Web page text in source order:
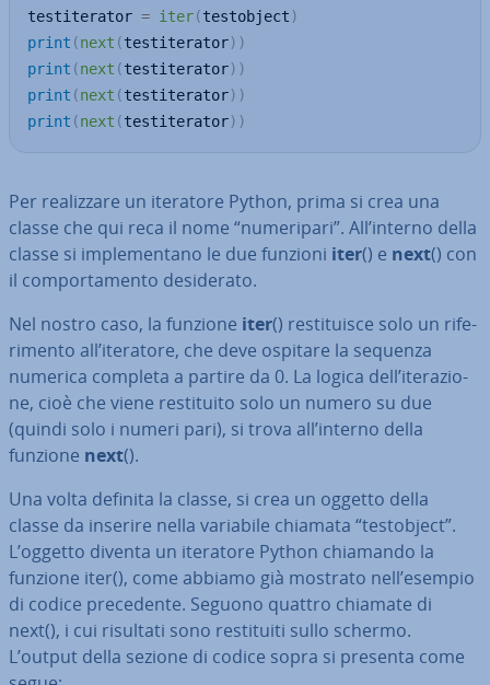
testiterator = iter(testobject )
print (next (testiterator) )
print (next (testiterator) )
print (next (testiterator) )
print (next (testiterator) )
Per rea­liz­za­re un iteratore Python, prima si crea una
classe che qui reca il nome “nu­me­ri­pa­ri”. All’interno della
classe si im­ple­men­ta­no le due funzioni iter() e next() con
il com­por­ta­men­to de­si­de­ra­to.
Nel nostro caso, la funzione iter() re­sti­tui­sce solo un ri­fe­
ri­men­to all’iteratore, che deve ospitare la sequenza
numerica completa a partire da 0. La logica dell’ite­ra­zio­
ne, cioè che viene re­sti­tui­to solo un numero su due
(quindi solo i numeri pari), si trova all’interno della
funzione next().
Una volta definita la classe, si crea un oggetto della
classe da inserire nella variabile chiamata “te­sto­b­ject”.
L’oggetto diventa un iteratore Python chiamando la
funzione iter(), come abbiamo già mostrato nell’esempio
di codice pre­ce­den­te. Seguono quattro chiamate di
next(), i cui risultati sono re­sti­tui­ti sullo schermo.
L’output della sezione di codice sopra si presenta come